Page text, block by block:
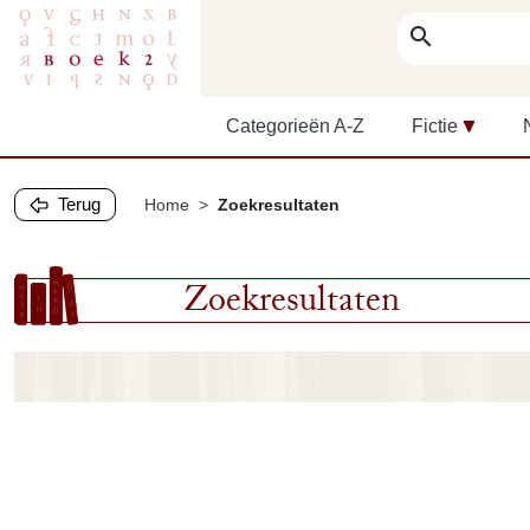
search
Categorieën A-Z Fictie
Terug Home Zoekresultaten
Zoekresultaten